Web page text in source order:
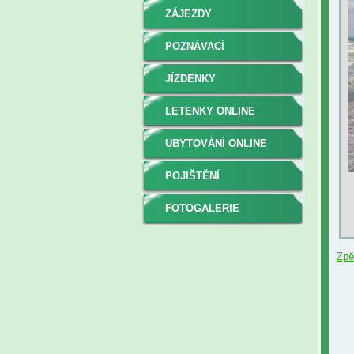
ZÁJEZDY
POZNÁVACÍ
JÍZDENKY
LETENKY ONLINE
UBYTOVÁNÍ ONLINE
POJIŠTĚNÍ
FOTOGALERIE